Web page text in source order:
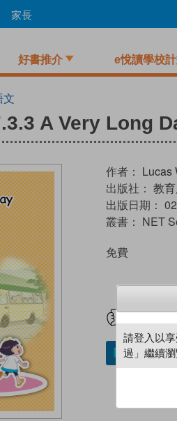
家長
好書推介 e悅讀學校計
文
A Very Long
作者： Lucas
出版社： 教
出版日期：
叢書： NET
免費
加入／
請登入以
過」繼續瀏